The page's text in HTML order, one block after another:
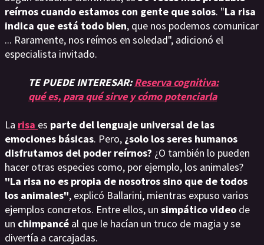
reírnos cuando estamos con gente que solos. "La risa
indica que está todo bien, que nos podemos comunicar
... Raramente, nos reímos en soledad", adicionó el
especialista invitado.
TE PUEDE INTERESAR:Reserva cognitiva:
qué es, para qué sirve y cómo potenciarla
La risa es parte del lenguaje universal de las
emociones básicas. Pero, ¿solo los seres humanos
disfrutamos del poder reírnos? ¿O también lo pueden
hacer otras especies como, por ejemplo, los animales?
"La risa no es propia de nosotros sino que de todos
los animales", explicó Ballarini, mientras expuso varios
ejemplos concretos. Entre ellos, un simpático video de
un chimpancé al que le hacían un truco de magia y se
divertía a carcajadas.